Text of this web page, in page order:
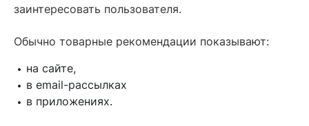
заинтересовать пользователя.
Обычно товарные рекомендации показывают:
на сайте,
в email-рассылках
в приложениях.